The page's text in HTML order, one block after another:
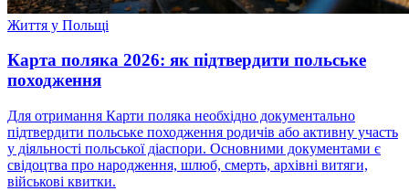
Життя у Польщі
Карта поляка 2026: як підтвердити польське
походження
Для отримання Карти поляка необхідно документально
підтвердити польське походження родичів або активну участь
у діяльності польської діаспори. Основними документами є
свідоцтва про народження, шлюб, смерть, архівні витяги,
військові квитки.